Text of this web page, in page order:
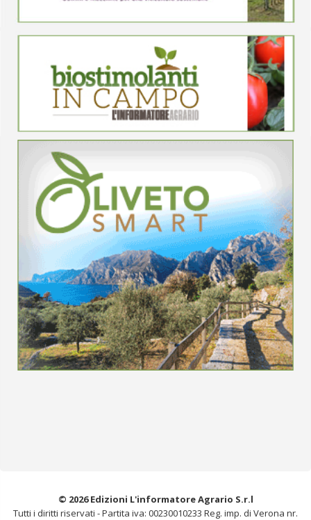
© 2026 Edizioni L'informatore Agrario S.r.l
Tutti i diritti riservati -Partita iva: 00230010233 Reg. imp. di Verona nr.